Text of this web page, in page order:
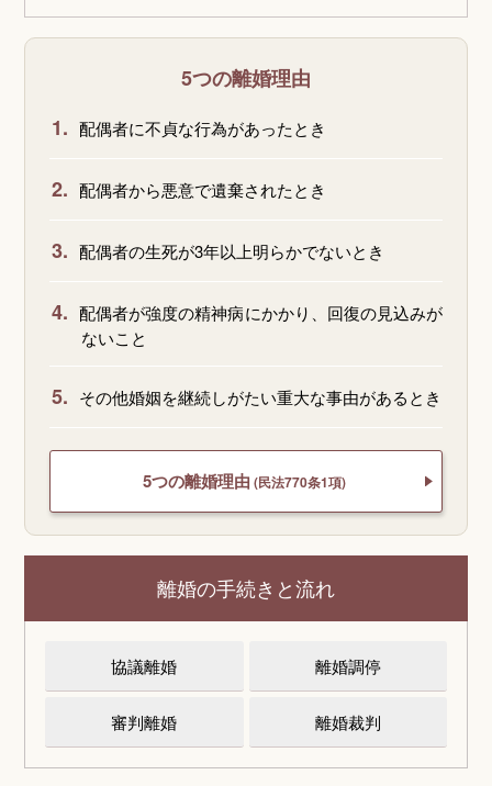
5つの離婚理由
1. 配偶者に不貞な行為があったとき
2. 配偶者から悪意で遺棄されたとき
3. 配偶者の生死が3年以上明らかでないとき
4. 配偶者が強度の精神病にかかり、回復の見込みが
ないこと
5. その他婚姻を継続しがたい重大な事由があるとき
5つの離婚理由 (民法770条1項)
離婚の手続きと流れ
協議離婚 離婚調停
審判離婚 離婚裁判